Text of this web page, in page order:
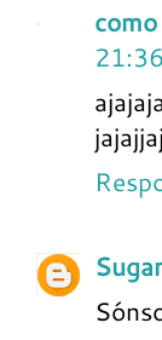
21:36